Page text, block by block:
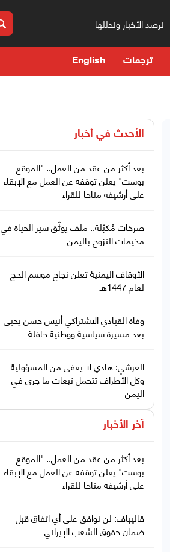
نرصد الأخبار ونحللها
ترجمات English
الأحدث في أخبار
بعد أكثر من عقد من العمل.. "الموقع
بوست" يعلن توقفه عن العمل مع الإبقاء
على أرشيفه متاحا للقراء
صرخات مُكبّلة.. ملف يوثّق سير الحياة في
مخيمات النزوح باليمن
الأوقاف اليمنية تعلن نجاح موسم الحج
لعام 1447هـ
وفاة القيادي الاشتراكي أنيس حسن يحيى
بعد مسيرة سياسية ووطنية حافلة
العرشي: هادي لا يعفى من المسؤولية
وكل الأطراف تتحمل تبعات ما جرى في
اليمن
آخر الأخبار
بعد أكثر من عقد من العمل.. "الموقع
بوست" يعلن توقفه عن العمل مع الإبقاء
على أرشيفه متاحا للقراء
قاليباف: لن نوافق على أي اتفاق قبل
ضمان حقوق الشعب الإيراني